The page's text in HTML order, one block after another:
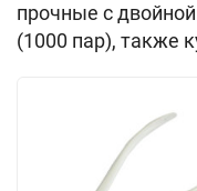
прочные с
(1000 пар), также